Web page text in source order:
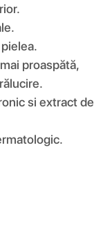
proaspătă,
si extract de